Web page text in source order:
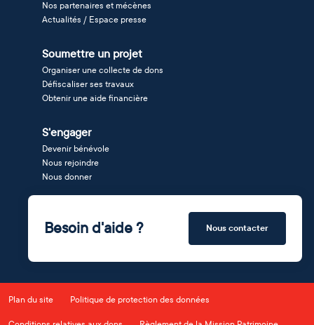
Nos partenaires et mécènes
Actualités / Espace presse
Soumettre un projet
Organiser une collecte de dons
Défiscaliser ses travaux
Obtenir une aide financière
S'engager
Devenir bénévole
Nous rejoindre
Nous donner
Besoin d'aide ? Nous contacter
Plan du site Politique de protection des données